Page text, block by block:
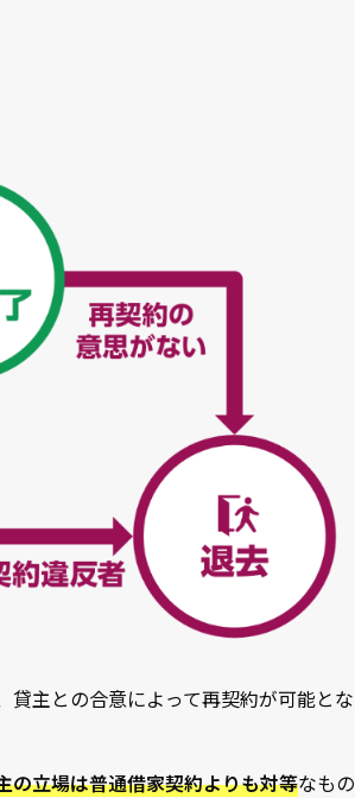
主との合意によって再契約が可能とな
の立場は普通借家契約よりも対等なもの